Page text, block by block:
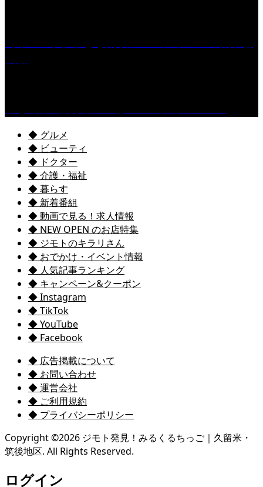
◆ グルメ
◆ ビューティ
◆ ドクター
◆ 介護・福祉
◆ 暮らす
◆ 新着番組
◆ 動画で見る！求人情報
◆ NEW OPEN のお店特集
◆ ジモトのキラリさん
◆ おでかけ・イベント情報
◆ 人気記事ランキング
◆ キャンペーン&クーポン
◆ Instagram
◆ TikTok
◆ YouTube
◆ Facebook
◆ 広告掲載について
◆ お問い合わせ
◆ 運営会社
◆ ご利用規約
◆ プライバシーポリシー
Copyright ©2026 ジモト発見！みるくるちっご｜久留米・
筑後地区. All Rights Reserved.
ログイン